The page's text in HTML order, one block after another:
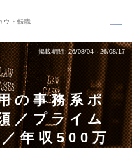
ウト転職
掲載期間 26/08/04～26/08/17
の事務系ポ
／プライム
年収500万